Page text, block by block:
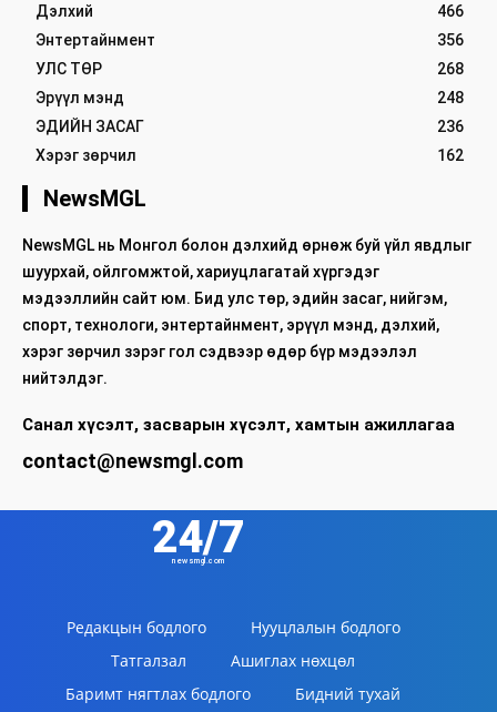
Дэлхий
466
Энтертайнмент
356
УЛС ТӨР
268
Эрүүл мэнд
248
ЭДИЙН ЗАСАГ
236
Хэрэг зөрчил
162
NewsMGL
NewsMGL нь Монгол болон дэлхийд өрнөж буй үйл явдлыг
шуурхай, ойлгомжтой, хариуцлагатай хүргэдэг
мэдээллийн сайт юм. Бид улс төр, эдийн засаг, нийгэм,
спорт, технологи, энтертайнмент, эрүүл мэнд, дэлхий,
хэрэг зөрчил зэрэг гол сэдвээр өдөр бүр мэдээлэл
нийтэлдэг.
Санал хүсэлт, засварын хүсэлт, хамтын ажиллагаа
contact@newsmgl.com
24/7
newsmgl.com
Редакцын бодлого
Нууцлалын бодлого
Татгалзал
Ашиглах нөхцөл
Баримт нягтлах бодлого
Бидний тухай